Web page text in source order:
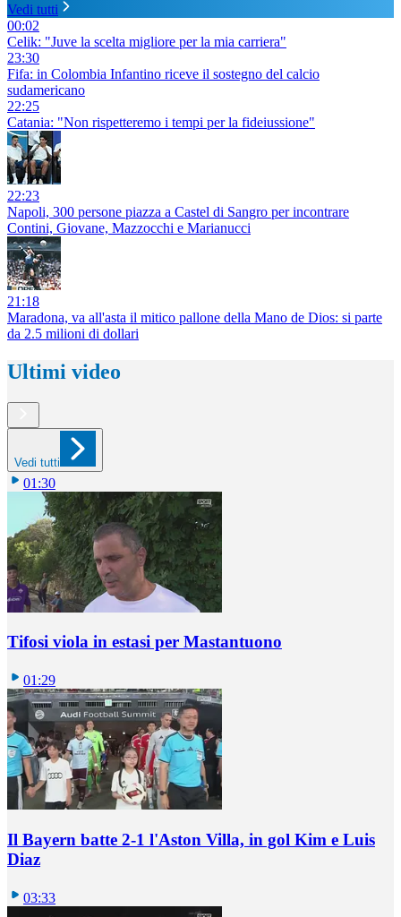
Vedi tutti
00:02
Celik: "Juve la scelta migliore per la mia carriera"
23:30
Fifa: in Colombia Infantino riceve il sostegno del calcio
sudamericano
22:25
Catania: "Non rispetteremo i tempi per la fideiussione"
22:23
Napoli, 300 persone piazza a Castel di Sangro per incontrare
Contini, Giovane, Mazzocchi e Marianucci
21:18
Maradona, va all'asta il mitico pallone della Mano de Dios: si parte
da 2.5 milioni di dollari
Ultimi video
Vedi tutti
01:30
Tifosi viola in estasi per Mastantuono
01:29
Il Bayern batte 2-1 l'Aston Villa, in gol Kim e Luis
Diaz
03:33